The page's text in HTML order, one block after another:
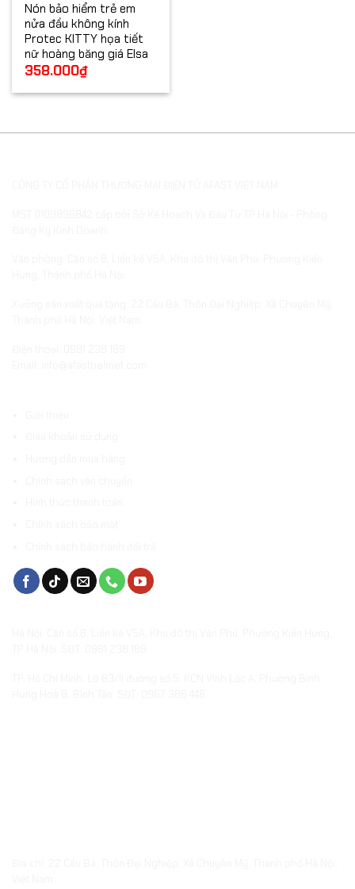
Nón bảo hiểm trẻ em
nửa đầu không kính
Protec KITTY họa tiết
nữ hoàng băng giá Elsa
358.000₫